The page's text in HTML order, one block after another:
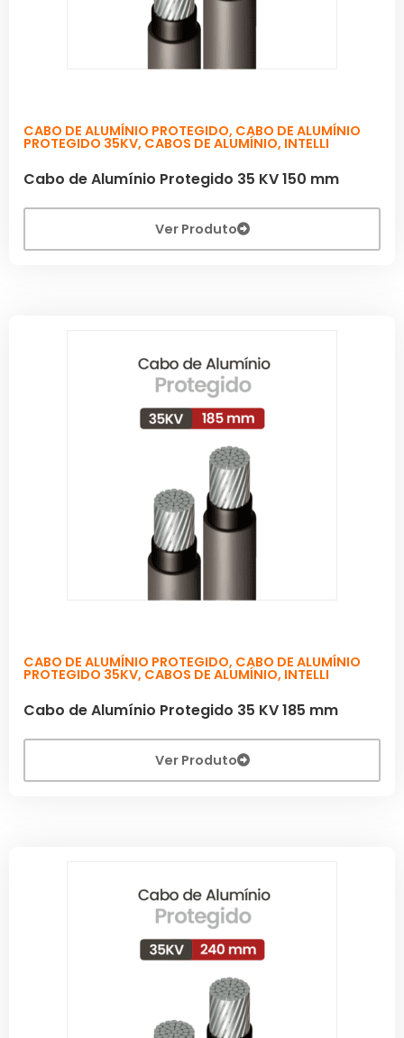
CABO DE ALUMÍNIO PROTEGIDO, CABO DE ALUMÍNIO
PROTEGIDO 35KV, CABOS DE ALUMÍNIO, INTELLI
Cabo de Alumínio Protegido 35 KV 150 mm
Ver Produto
CABO DE ALUMÍNIO PROTEGIDO, CABO DE ALUMÍNIO
PROTEGIDO 35KV, CABOS DE ALUMÍNIO, INTELLI
Cabo de Alumínio Protegido 35 KV 185 mm
Ver Produto